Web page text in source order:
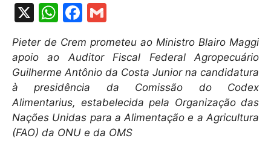
X
W
h
at
s
A
p
p
F
c
e
b
o
o
ai
l
Pieter de Crem prometeu ao Ministro Blairo Maggi
apoio ao Auditor Fiscal Federal Agropecuário
Guilherme Antônio da Costa Junior na candidatura
à presidência da Comissão do Codex
Alimentarius, estabelecida pela Organização das
Nações Unidas para a Alimentação e a Agricultura
(FAO) da ONU e da OMS